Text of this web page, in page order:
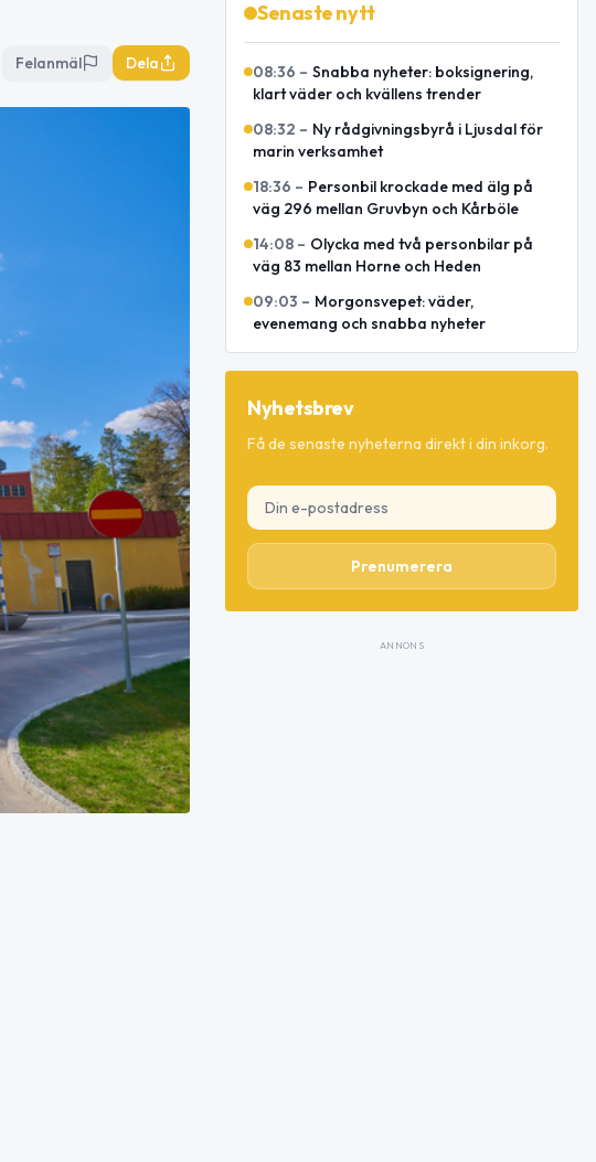
Felanmäl Dela
Senaste nytt
08:36 – Snabba nyheter: boksignering,
klart väder och kvällens trender
08:32 – Ny rådgivningsbyrå i Ljusdal för
marin verksamhet
18:36 – Personbil krockade med älg på
väg 296 mellan Gruvbyn och Kårböle
14:08 – Olycka med två personbilar på
väg 83 mellan Horne och Heden
09:03 – Morgonsvepet: väder,
evenemang och snabba nyheter
Nyhetsbrev
Få de senaste nyheterna direkt i din inkorg.
Prenumerera
ANNONS